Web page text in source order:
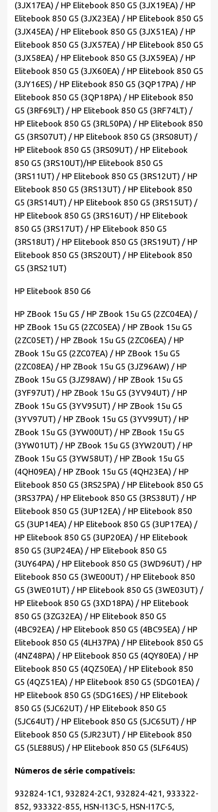
(3JX17EA) / HP Elitebook 850 G5 (3JX19EA) / HP
Elitebook 850 G5 (3JX23EA) / HP Elitebook 850 G5
(3JX45EA) / HP Elitebook 850 G5 (3JX51EA) / HP
Elitebook 850 G5 (3JX57EA) / HP Elitebook 850 G5
(3JX58EA) / HP Elitebook 850 G5 (3JX59EA) / HP
Elitebook 850 G5 (3JX60EA) / HP Elitebook 850 G5
(3JY16ES) / HP Elitebook 850 G5 (3QP17PA) / HP
Elitebook 850 G5 (3QP18PA) / HP Elitebook 850
G5 (3RF69LT) / HP Elitebook 850 G5 (3RF74LT) /
HP Elitebook 850 G5 (3RL50PA) / HP Elitebook 850
G5 (3RS07UT) / HP Elitebook 850 G5 (3RS08UT) /
HP Elitebook 850 G5 (3RS09UT) / HP Elitebook
850 G5 (3RS10UT)/HP Elitebook 850 G5
(3RS11UT) / HP Elitebook 850 G5 (3RS12UT) / HP
Elitebook 850 G5 (3RS13UT) / HP Elitebook 850
G5 (3RS14UT) / HP Elitebook 850 G5 (3RS15UT) /
HP Elitebook 850 G5 (3RS16UT) / HP Elitebook
850 G5 (3RS17UT) / HP Elitebook 850 G5
(3RS18UT) / HP Elitebook 850 G5 (3RS19UT) / HP
Elitebook 850 G5 (3RS20UT) / HP Elitebook 850
G5 (3RS21UT)
HP Elitebook 850 G6
HP ZBook 15u G5 / HP ZBook 15u G5 (2ZC04EA) /
HP ZBook 15u G5 (2ZC05EA) / HP ZBook 15u G5
(2ZC05ET) / HP ZBook 15u G5 (2ZC06EA) / HP
ZBook 15u G5 (2ZC07EA) / HP ZBook 15u G5
(2ZC08EA) / HP ZBook 15u G5 (3JZ96AW) / HP
ZBook 15u G5 (3JZ98AW) / HP ZBook 15u G5
(3YF97UT) / HP ZBook 15u G5 (3YV94UT) / HP
ZBook 15u G5 (3YV95UT) / HP ZBook 15u G5
(3YV97UT) / HP ZBook 15u G5 (3YV99UT) / HP
ZBook 15u G5 (3YW00UT) / HP ZBook 15u G5
(3YW01UT) / HP ZBook 15u G5 (3YW20UT) / HP
ZBook 15u G5 (3YW58UT) / HP ZBook 15u G5
(4QH09EA) / HP ZBook 15u G5 (4QH23EA) / HP
Elitebook 850 G5 (3RS25PA) / HP Elitebook 850 G5
(3RS37PA) / HP Elitebook 850 G5 (3RS38UT) / HP
Elitebook 850 G5 (3UP12EA) / HP Elitebook 850
G5 (3UP14EA) / HP Elitebook 850 G5 (3UP17EA) /
HP Elitebook 850 G5 (3UP20EA) / HP Elitebook
850 G5 (3UP24EA) / HP Elitebook 850 G5
(3UY64PA) / HP Elitebook 850 G5 (3WD96UT) / HP
Elitebook 850 G5 (3WE00UT) / HP Elitebook 850
G5 (3WE01UT) / HP Elitebook 850 G5 (3WE03UT) /
HP Elitebook 850 G5 (3XD18PA) / HP Elitebook
850 G5 (3ZG32EA) / HP Elitebook 850 G5
(4BC92EA) / HP Elitebook 850 G5 (4BC95EA) / HP
Elitebook 850 G5 (4LH37PA) / HP Elitebook 850 G5
(4NZ48PA) / HP Elitebook 850 G5 (4QY80EA) / HP
Elitebook 850 G5 (4QZ50EA) / HP Elitebook 850
G5 (4QZ51EA) / HP Elitebook 850 G5 (5DG01EA) /
HP Elitebook 850 G5 (5DG16ES) / HP Elitebook
850 G5 (5JC62UT) / HP Elitebook 850 G5
(5JC64UT) / HP Elitebook 850 G5 (5JC65UT) / HP
Elitebook 850 G5 (5JR23UT) / HP Elitebook 850
G5 (5LE88US) / HP Elitebook 850 G5 (5LF64US)
Números de série compatíveis:
932824-1C1, 932824-2C1, 932824-421, 933322-
852, 933322-855, HSN-I13C-5, HSN-I17C-5,